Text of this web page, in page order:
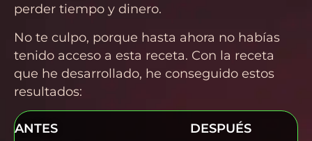
perder tiempo y dinero.
No te culpo, porque hasta ahora no habías
tenido acceso a esta receta. Con la receta
que he desarrollado, he conseguido estos
resultados:
ANTES
DESPUÉS